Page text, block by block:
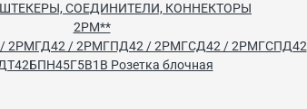
СОЕДИНИТЕЛИ, КОННЕКТОРЫ
2РМ**
2РМГД42 / 2РМГПД42 / 2РМГСД42 / 2РМГСПД42
Розетка блочная